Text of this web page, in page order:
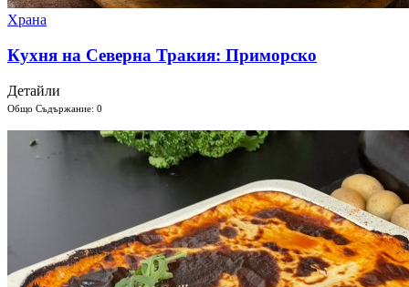
Храна
Кухня на Северна Тракия: Приморско
Детайли
Общо Съдържание: 0